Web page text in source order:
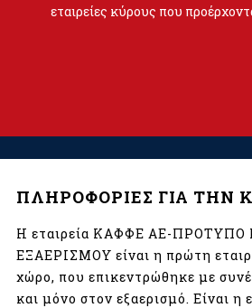
εταιρείες κύρους που
ΠΛΗΡΟΦΟΡΙΕΣ ΓΙΑ ΤΗΝ
Η εταιρεία ΚΑΦΦΕ ΑΕ-
ΕΞΑΕΡΙΣΜΟΥ είναι η πρώτη
χώρο, που επικεντρώθηκε με
και μόνο στον εξαερισμό. Είναι η